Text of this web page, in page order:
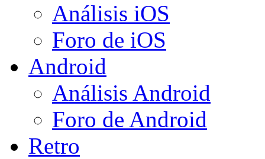
Análisis iOS
Foro de iOS
Android
Análisis Android
Foro de Android
Retro